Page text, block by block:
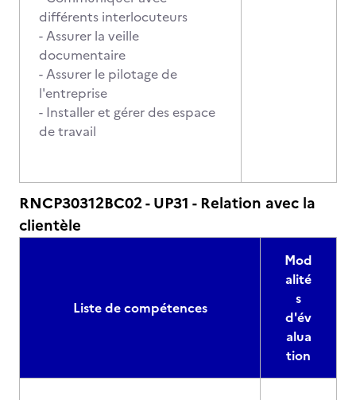
différents interlocuteurs
- Assurer la veille
documentaire
- Assurer le pilotage de
l'entreprise
- Installer et gérer des espace
de travail
RNCP30312BC02 - UP31 - Relation avec la
clientèle
Liste de compétences
Mod
alité
s
d'év
alua
tion